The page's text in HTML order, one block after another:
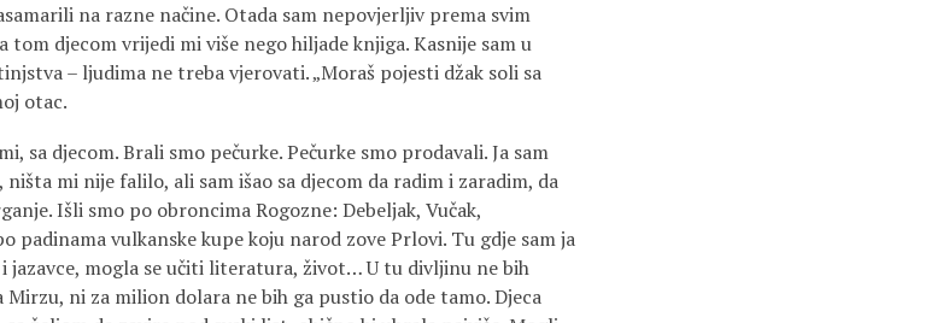
na razne načine. Otada sam nepovjerljiv prema svim
tom djecom vrijedi mi više nego hiljade knjiga. Kasnije sam u
– ljudima ne treba vjerovati. „Moraš pojesti džak soli sa
otac.
sa djecom. Brali smo pečurke. Pečurke smo prodavali. Ja sam
mi nije falilo, ali sam išao sa djecom da radim i zaradim, da
Išli smo po obroncima Rogozne: Debeljak, Vučak,
padinama vulkanske kupe koju narod zove Prlovi. Tu gdje sam ja
i jazavce, mogla se učiti literatura, život… U tu divljinu ne bih
ni za milion dolara ne bih ga pustio da ode tamo. Djeca